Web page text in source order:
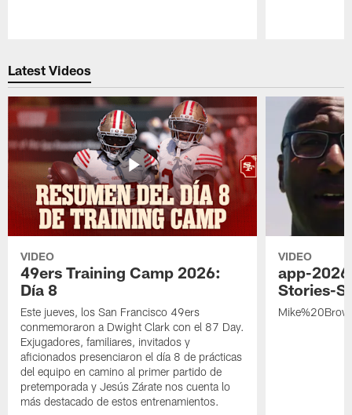
Latest Videos
VIDEO
49ers Training Camp 2026:
Día 8
Este jueves, los San Francisco 49ers
conmemoraron a Dwight Clark con el 87 Day.
Exjugadores, familiares, invitados y
aficionados presenciaron el día 8 de prácticas
del equipo en camino al primer partido de
pretemporada y Jesús Zárate nos cuenta lo
más destacado de estos entrenamientos.
VIDEO
app-
Stories-